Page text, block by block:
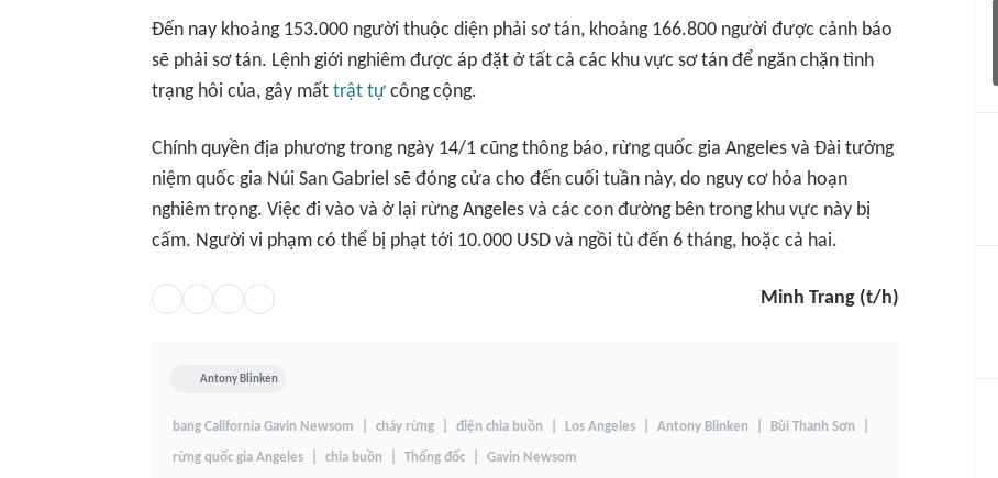
Đến nay khoảng 153.000 người thuộc diện phải sơ tán, khoảng 166.800 người được cảnh báo
sẽ phải sơ tán. Lệnh giới nghiêm được áp đặt ở tất cả các khu vực sơ tán để ngăn chặn tình
trạng hôi của, gây mất trật tự công cộng.
Chính quyền địa phương trong ngày 14/1 cũng thông báo, rừng quốc gia Angeles và Đài tưởng
niệm quốc gia Núi San Gabriel sẽ đóng cửa cho đến cuối tuần này, do nguy cơ hỏa hoạn
nghiêm trọng. Việc đi vào và ở lại rừng Angeles và các con đường bên trong khu vực này bị
cấm. Người vi phạm có thể bị phạt tới 10.000 USD và ngồi tù đến 6 tháng, hoặc cả hai.
Minh Trang (t/h)
Antony Blinken
bang California Gavin Newsom cháy rừng điện chia buồn Los Angeles Antony Blinken Bùi Thanh Sơn
rừng quốc gia Angeles chia buồn Thống đốc Gavin Newsom